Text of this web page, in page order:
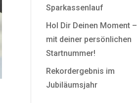
Sparkassenlauf
Hol Dir Deinen Moment –
mit deiner persönlichen
Startnummer!
Rekordergebnis im
Jubiläumsjahr